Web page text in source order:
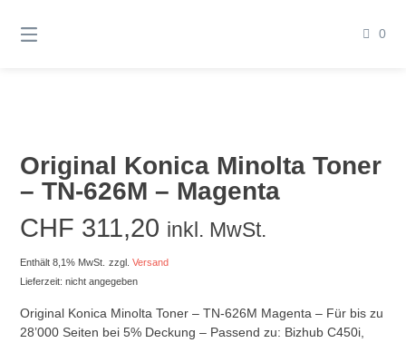
zum
0
Original Konica Minolta Toner
– TN-626M – Magenta
CHF 311,20 inkl. MwSt.
Enthält 8,1% MwSt. zzgl.Versand
Lieferzeit: nicht angegeben
Original Konica Minolta Toner – TN-626M Magenta – Für bis zu
28’000 Seiten bei 5% Deckung – Passend zu: Bizhub C450i,